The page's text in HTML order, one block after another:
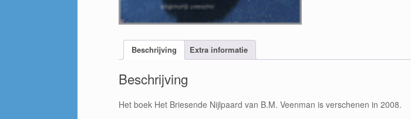
Beschrijving Extra informatie
Beschrijving
Het boek Het Briesende Nijlpaard van B.M. Veenman is verschenen in 2008.